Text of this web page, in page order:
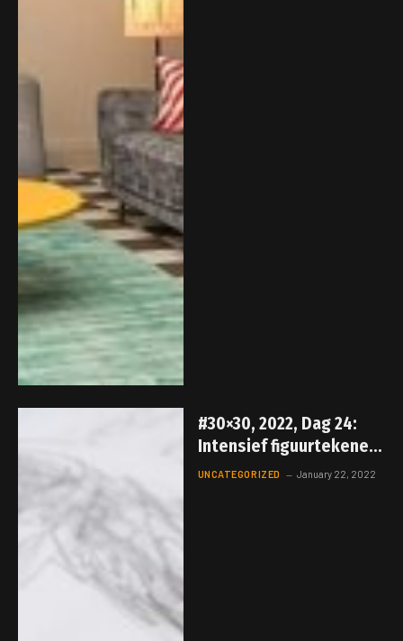
#30×30, 2022, Dag 24:
Intensief figuurtekenen!
Dag 4
UNCATEGORIZED January 22, 2022